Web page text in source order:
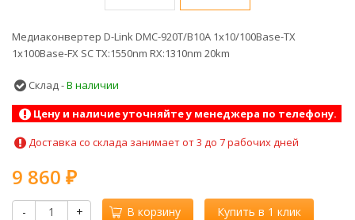
Медиаконвертер D-Link DMC-920T/B10A 1x10/100Base-TX
1x100Base-FX SC ТХ:1550nm RX:1310nm 20km
Склад -В наличии
Цену и наличие уточняйте у менеджера по телефону.
Доставка со склада занимает от 3 до 7 рабочих дней
9 860 ₽
- + В корзину Купить в 1 клик